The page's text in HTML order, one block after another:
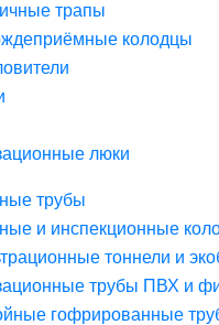
трапы
колодцы
люки
трубы
и инспекционные
тоннели и
трубы ПВХ и
гофрированные